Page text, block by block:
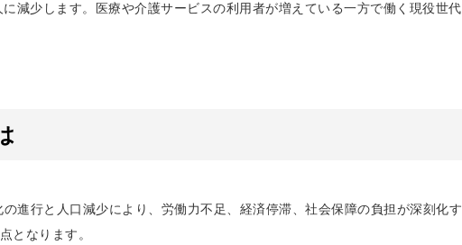
減少します。医療や介護サービスの利用者が増えている一方で働く現役世
進行と人口減少により、労働力不足、経済停滞、社会保障の負担が深刻化
となります。